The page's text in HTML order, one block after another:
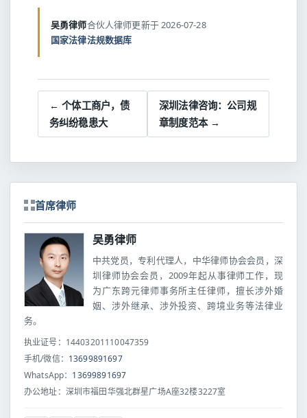
吴勇律师合伙人律师更新于 2026-07-28
国家法律法规数据库
← 个体工商户，债
务纠纷稳患大
深圳法律咨询：公司规
章制度范本 →
首席律师
吴勇律师
中共党员，专利代理人，中华律师协会会员，深
圳律师协会会员，2009年起从事律师工作，现
为广东跨元律师事务所主任律师，擅长涉外婚
姻、涉外继承、涉外投资、跨境业务等法律业
务。
执业证号：14403201110047359
手机/微信： 13699891697
WhatsApp： 13699891697
办公地址：深圳市福田华强北群星广场A座32楼3227室